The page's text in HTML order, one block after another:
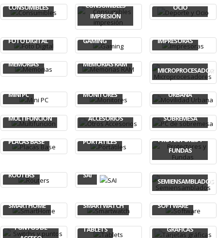
CONSUMIBLES
CONSUMIBLES
IMPRESIÓN
OCIO
FOTO DIGITAL GAMING IMPRESORAS
MEMORIAS MEMORIAS RAM
MINI PC MONITORES
MOVILIDAD
URBANA
MULTIFUNCIÓN
OTROS
ACCESORIOS
PC DE
SOBREMESA
PLACAS BASE PORTÁTILES
PROTECTORES Y
FUNDAS
ROUTERS SAI
SEMIENSAMBLADOS
SMARTHOME SMARTWATCH
SOFTWARE
SWITCHS Y
PUNTOS DE
TABLETS
TARJETAS
GRÁFICAS